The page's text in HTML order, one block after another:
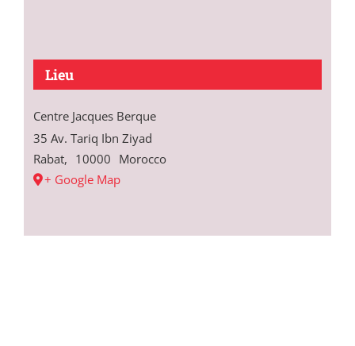
Lieu
Centre Jacques Berque
35 Av. Tariq Ibn Ziyad
Rabat, 10000 Morocco
+ Google Map